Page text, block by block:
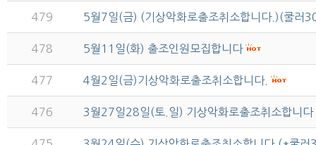
479 5월7일(금) (기상악화로출조취소합니다.)(쿨러
478 5월11일(화) 출조인원모집합니다
477 4월2일(금)기상악화로출조취소합니다.
476 3월27일28일(토.일) 기상악화로출조취소합니다